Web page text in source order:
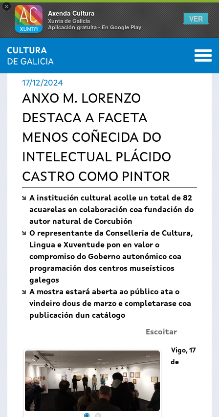
×
Axenda Cultura
Xunta de Galicia
Aplicación gratuíta - En Google Play
VER
Vostede
está
aquí
INICIO › ACTUALIDADE 0
17/12/2024
ANXO M. LORENZO
DESTACA A FACETA
MENOS COÑECIDA DO
INTELECTUAL PLÁCIDO
CASTRO COMO PINTOR
A institución cultural acolle un total de 82
acuarelas en colaboración coa fundación do
autor natural de Corcubión
O representante da Consellería de Cultura,
Lingua e Xuventude pon en valor o
compromiso do Goberno autonómico coa
programación dos centros museísticos
galegos
A mostra estará aberta ao público ata o
vindeiro dous de marzo e completarase coa
publicación dun catálogo
Escoitar
Vigo, 17
de